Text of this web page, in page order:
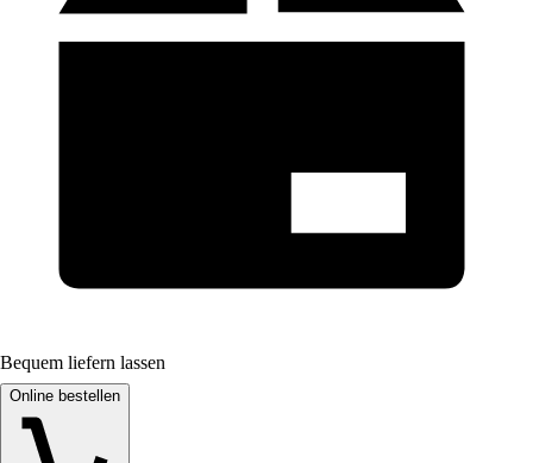
Bequem liefern lassen
Online bestellen